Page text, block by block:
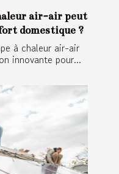
air-air peut
domestique ?
à chaleur air-air
innovante pour...